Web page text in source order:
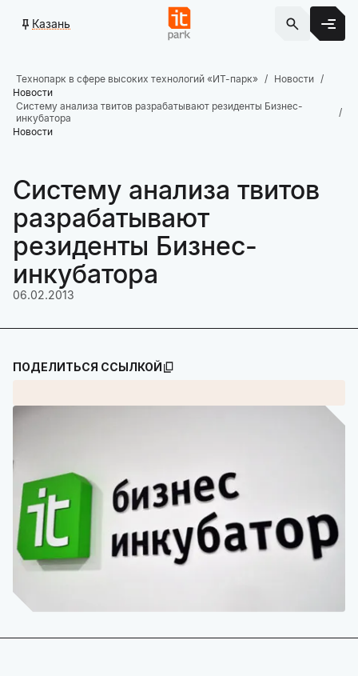
Казань
Технопарк в сфере высоких технологий «ИТ-парк»
Новости
Новости
Систему анализа твитов разрабатывают резиденты Бизнес-
инкубатора
Новости
Систему анализа твитов
разрабатывают
резиденты Бизнес-
инкубатора
06.02.2013
ПОДЕЛИТЬСЯ ССЫЛКОЙ